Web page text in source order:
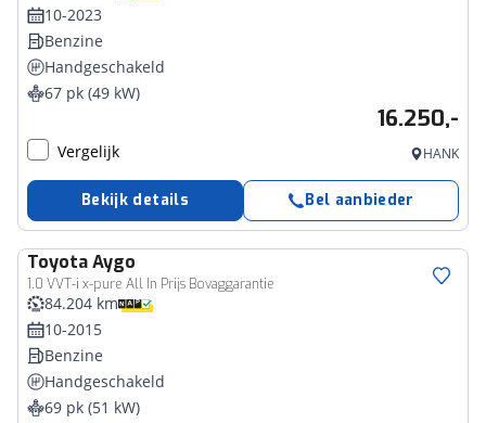
10-2023
Benzine
Handgeschakeld
67 pk (49 kW)
16.250,-
Vergelijk HANK
Bekijk details Bel aanbieder
ToyotaAygo
1.0 VVT-i x-pure All In Prijs Bovaggarantie
84.204 km
10-2015
Benzine
Handgeschakeld
69 pk (51 kW)